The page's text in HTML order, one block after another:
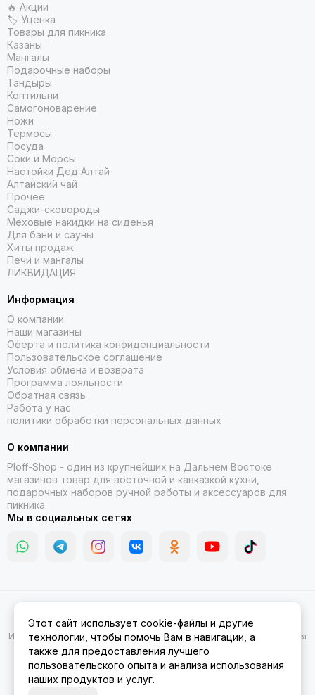
🔥 Акции
🏷 Уценка
Товары для пикника
Казаны
Мангалы
Подарочные наборы
Тандыры
Коптильни
Самогоноварение
Ножи
Термосы
Посуда
Соки и Морсы
Настойки Дед Алтай
Алтайский чай
Прочее
Саджи-сковороды
Меховые накидки на сиденья
Для бани и сауны
Хиты продаж
Печи и мангалы
ЛИКВИДАЦИЯ
Информация
О компании
Наши магазины
Оферта и политика конфиденциальности
Пользовательское соглашение
Условия обмена и возврата
Программа лояльности
Обратная связь
Работа у нас
политики обработки персональных данных
О компании
Ploff-Shop - один из крупнейших на Дальнем Востоке
магазинов товар для восточной и кавказкой кухни,
подарочных наборов ручной работы и аксессуаров для
пикника.
Мы в социальных сетях
Амуре.Карта сайта
Информация на сайте носит ознакомительный характер и не является
публичной офертой.
Этот сайт использует cookie-файлы и другие
технологии, чтобы помочь Вам в навигации, а
также для предоставления лучшего
пользовательского опыта и анализа использования
наших продуктов и услуг.